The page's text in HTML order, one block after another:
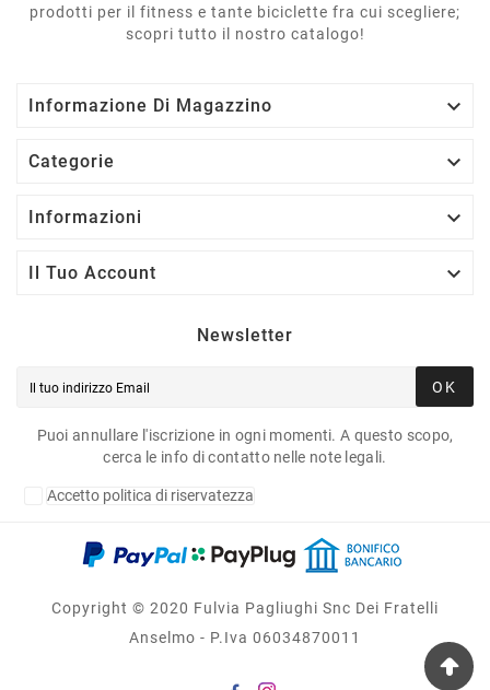
prodotti per il fitness e tante biciclette fra cui scegliere;
scopri tutto il nostro catalogo!
Informazione Di Magazzino 
Categorie 
Informazioni 
Il Tuo Account 
Newsletter
OK
Puoi annullare l'iscrizione in ogni momenti. A questo scopo,
cerca le info di contatto nelle note legali.
Accetto politica di riservatezza
Copyright © 2020 Fulvia Pagliughi Snc Dei Fratelli
Anselmo - P.Iva 06034870011